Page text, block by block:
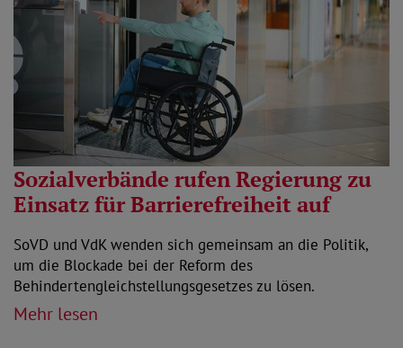
Sozialverbände rufen Regierung zu
Einsatz für Barrierefreiheit auf
SoVD und VdK wenden sich gemeinsam an die Politik,
um die Blockade bei der Reform des
Behindertengleichstellungsgesetzes zu lösen.
Mehr lesen